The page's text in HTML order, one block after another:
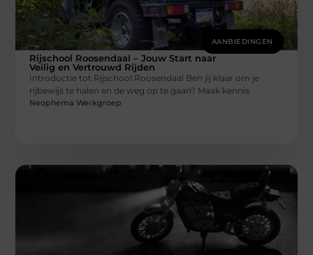
AANBIEDINGEN
Rijschool Roosendaal – Jouw Start naar
Veilig en Vertrouwd Rijden
Introductie tot Rijschool Roosendaal Ben jij klaar om je
rijbewijs te halen en de weg op te gaan? Maak kennis
Neophema Werkgroep